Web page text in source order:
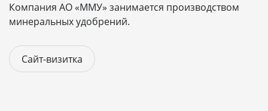
Компания АО «ММУ» занимается производством
минеральных удобрений.
Сайт-визитка